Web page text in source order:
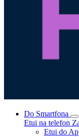
Do Smartfona
Etui na telefon
Etui do